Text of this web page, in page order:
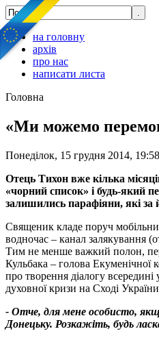
на головну
архів
про нас
написати листа
Головна
«Ми можемо
Понеділок, 15 грудня 2014, 19:58
Отець Тихон вже кілька
«чорний список» і будь-який
залишились парафіяни, які за
Священик кладе поруч
водночас – канал залякування
Тим не менше важкий полон,
Кульбака – голова Екуменічної
про творення діалогу
духовної кризи на Сході
- Отче, для мене особисто,
Донецьку. Розкажіть, будь